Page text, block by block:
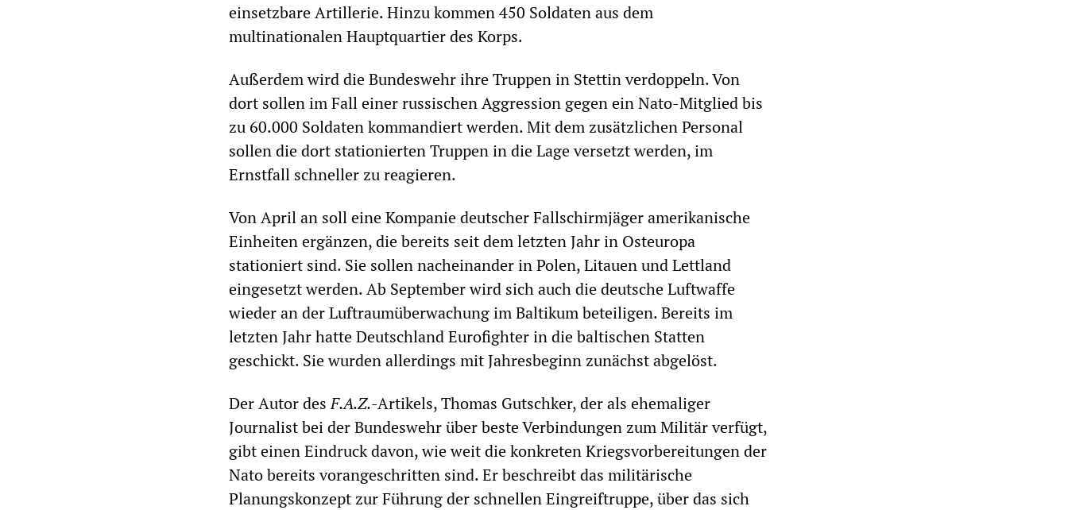
einsetzbare Artillerie. Hinzu kommen 450 Soldaten aus dem
multinationalen Hauptquartier des Korps.
Außerdem wird die Bundeswehr ihre Truppen in Stettin verdoppeln. Von
dort sollen im Fall einer russischen Aggression gegen ein Nato-Mitglied bis
zu 60.000 Soldaten kommandiert werden. Mit dem zusätzlichen Personal
sollen die dort stationierten Truppen in die Lage versetzt werden, im
Ernstfall schneller zu reagieren.
Von April an soll eine Kompanie deutscher Fallschirmjäger amerikanische
Einheiten ergänzen, die bereits seit dem letzten Jahr in Osteuropa
stationiert sind. Sie sollen nacheinander in Polen, Litauen und Lettland
eingesetzt werden. Ab September wird sich auch die deutsche Luftwaffe
wieder an der Luftraumüberwachung im Baltikum beteiligen. Bereits im
letzten Jahr hatte Deutschland Eurofighter in die baltischen Statten
geschickt. Sie wurden allerdings mit Jahresbeginn zunächst abgelöst.
Der Autor desF.A.Z.-Artikels, Thomas Gutschker, der als ehemaliger
Journalist bei der Bundeswehr über beste Verbindungen zum Militär verfügt,
gibt einen Eindruck davon, wie weit die konkreten Kriegsvorbereitungen der
Nato bereits vorangeschritten sind. Er beschreibt das militärische
Planungskonzept zur Führung der schnellen Eingreiftruppe, über das sich